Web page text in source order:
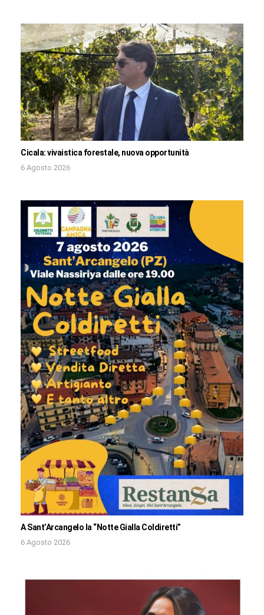
Cicala: vivaistica forestale, nuova opportunità
6 Agosto 2026
A Sant’Arcangelo la “Notte Gialla Coldiretti”
6 Agosto 2026